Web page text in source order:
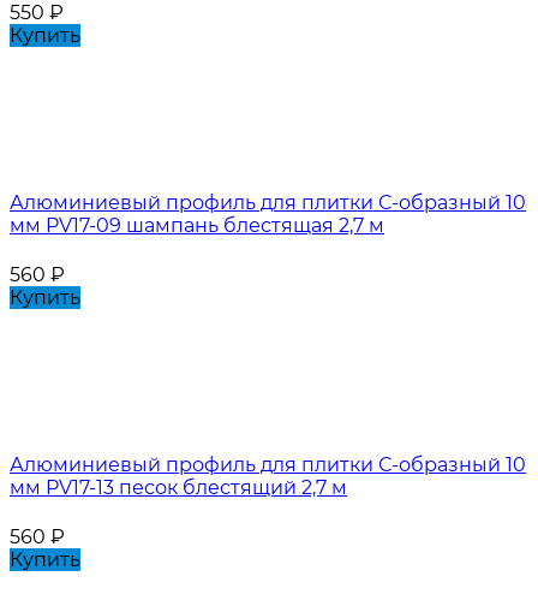
550 ₽
Купить
Алюминиевый профиль для плитки С-образный 10
мм PV17-09 шампань блестящая 2,7 м
560 ₽
Купить
Алюминиевый профиль для плитки С-образный 10
мм PV17-13 песок блестящий 2,7 м
560 ₽
Купить